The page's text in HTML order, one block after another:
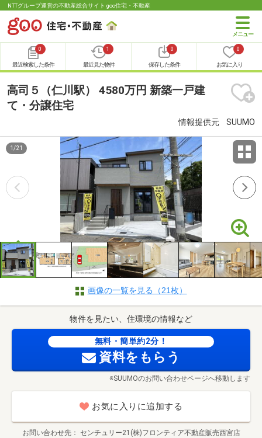
NTTグループ運営の不動産総合サイト goo住宅・不動産
0
最近検索した条件
1
最近見た物件
0
保存した条件
0
お気に入り
高司５（仁川駅） 4580万円 新築一戸建
て・分譲住宅
情報提供元 SUUMO
1 /21
画像の一覧を見る（21枚）
物件を見たい、住環境の情報など
無料・簡単約2分！
資料をもらう
※SUUMOのお問い合わせページへ移動します
お気に入りに追加する
お問い合わせ先 センチュリー21(株)フロンティア不動産販売西宮店